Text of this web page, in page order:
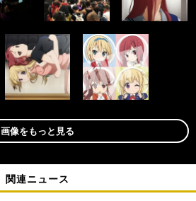
画像をもっと見る
関連ニュース